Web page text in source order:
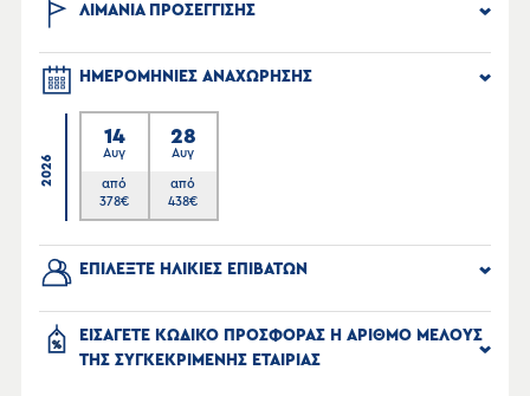
ΛΙΜΑΝΙΑ ΠΡΟΣΕΓΓΙΣΗΣ
ΗΜΕΡΟΜΗΝΙΕΣ ΑΝΑΧΩΡΗΣΗΣ
2026
14
Αυγ
από
378€
28
Αυγ
από
438€
ΕΠΙΛΕΞΤΕ ΗΛΙΚΙΕΣ ΕΠΙΒΑΤΩΝ
ΕΙΣΑΓΕΤΕ ΚΩΔΙΚΟ ΠΡΟΣΦΟΡΑΣ Η ΑΡΙΘΜΟ ΜΕΛΟΥΣ
ΤΗΣ ΣΥΓΚΕΚΡΙΜΕΝΗΣ ΕΤΑΙΡΙΑΣ